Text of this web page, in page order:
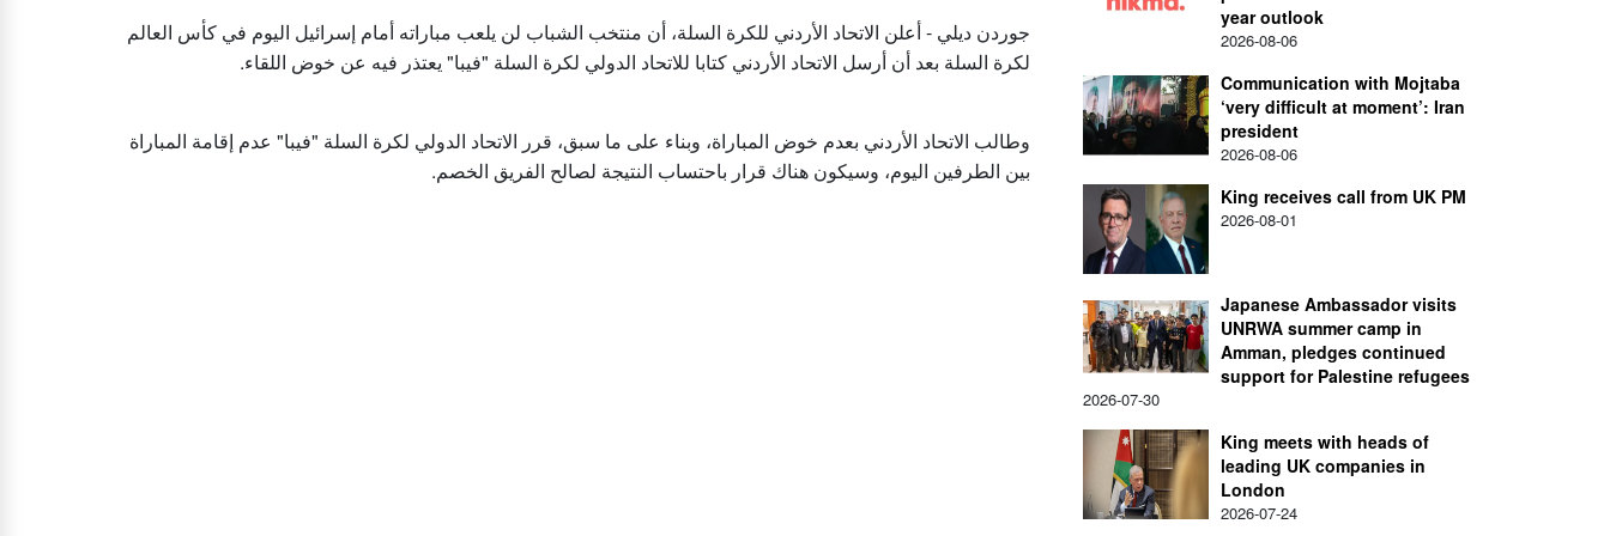
جوردن ديلي - أعلن الاتحاد الأردني للكرة السلة، أن منتخب الشباب لن يلعب مباراته أمام إسرائيل اليوم في كأس العالم
لكرة السلة بعد أن أرسل الاتحاد الأردني كتابا للاتحاد الدولي لكرة السلة "فيبا" يعتذر فيه عن خوض اللقاء.
وطالب الاتحاد الأردني بعدم خوض المباراة، وبناء على ما سبق، قرر الاتحاد الدولي لكرة السلة "فيبا" عدم إقامة المباراة
بين الطرفين اليوم، وسيكون هناك قرار باحتساب النتيجة لصالح الفريق الخصم.
year outlook
2026-08-06
Communication with Mojtaba
‘very difficult at moment’: Iran
president
2026-08-06
King receives call from UK PM
2026-08-01
Japanese Ambassador visits
UNRWA summer camp in
Amman, pledges continued
support for Palestine refugees
2026-07-30
King meets with heads of
leading UK companies in
London
2026-07-24